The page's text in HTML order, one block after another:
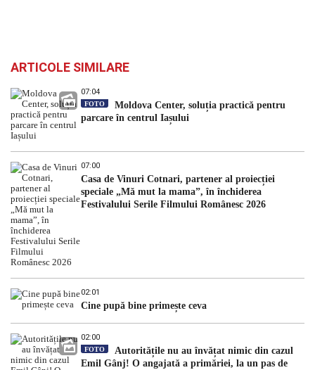
ARTICOLE SIMILARE
07:04
FOTO
Moldova Center, soluția practică pentru
parcare în centrul Iașului
07:00
Casa de Vinuri Cotnari, partener al proiecției
speciale „Mă mut la mama”, în închiderea
Festivalului Serile Filmului Românesc 2026
02:01
Cine pupă bine primește ceva
02:00
FOTO
Autoritățile nu au învățat nimic din cazul
Emil Gânj! O angajată a primăriei, la un pas de